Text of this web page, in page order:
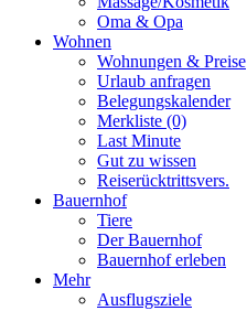
Oma & Opa
Wohnen
Wohnungen & Preise
Urlaub anfragen
Belegungskalender
Merkliste (0)
Last Minute
Gut zu wissen
Reiserücktrittsvers.
Bauernhof
Tiere
Der Bauernhof
Bauernhof erleben
Mehr
Ausflugsziele